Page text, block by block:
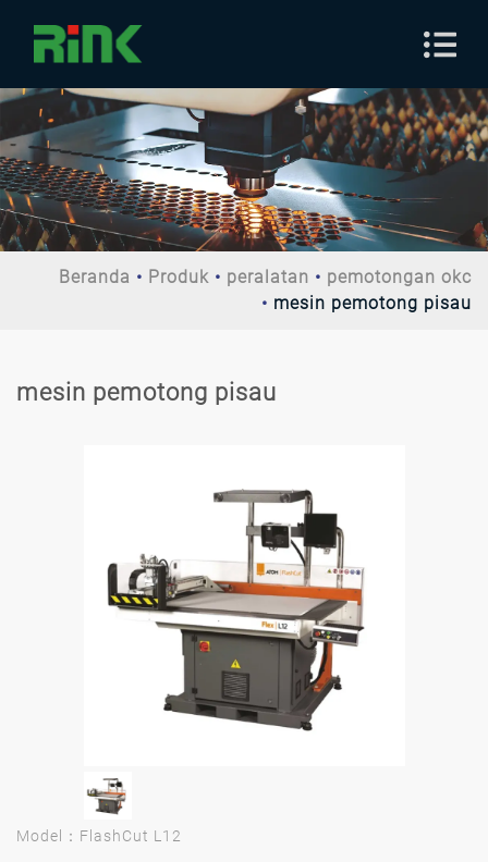
Beranda Produk peralatan
pemotongan okc
mesin pemotong pisau
mesin pemotong pisau
Model：FlashCut L12